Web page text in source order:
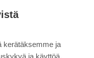
kerätäksemme ja
ja käyttöä,